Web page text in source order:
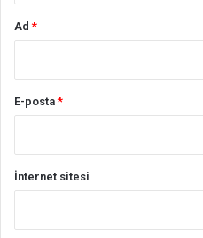
Ad*
E-posta*
İnternet sitesi